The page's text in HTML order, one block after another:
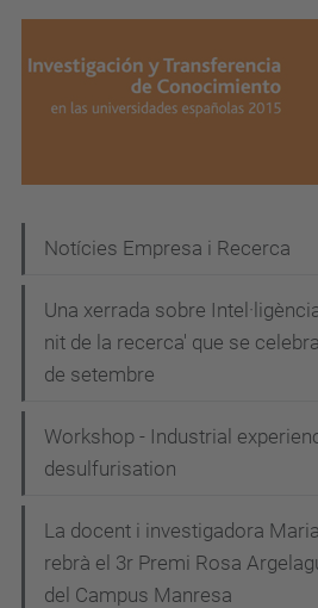
a
g
c
Notícies Empresa i Recerca
Una xerrada sobre
nit de la recerca' que se
de setembre
Workshop - Industrial
desulfurisation
La docent i investigadora
rebrà el 3r Premi Rosa
del Campus Manresa